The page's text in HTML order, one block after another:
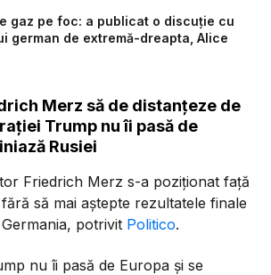
gaz pe foc: a publicat o discuție cu
german de extremă-dreapta, Alice
Merz să de distanțeze de
Trump nu îi pasă de
Rusiei
Friedrich Merz s-a poziționat față
să mai aștepte rezultatele finale
potrivit Politico.
nu îi pasă de Europa și se